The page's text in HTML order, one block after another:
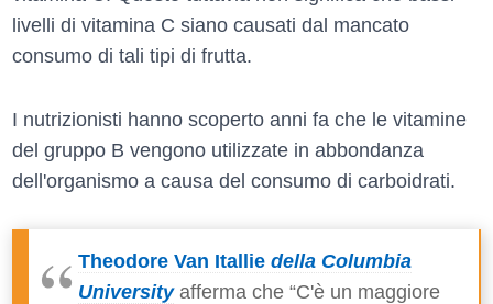
livelli di vitamina C siano causati dal mancato
consumo di tali tipi di frutta.
I nutrizionisti hanno scoperto anni fa che le vitamine
del gruppo B vengono utilizzate in abbondanza
dell'organismo a causa del consumo di carboidrati.
Theodore Van Itallie della Columbia
University afferma che “C'è un maggiore